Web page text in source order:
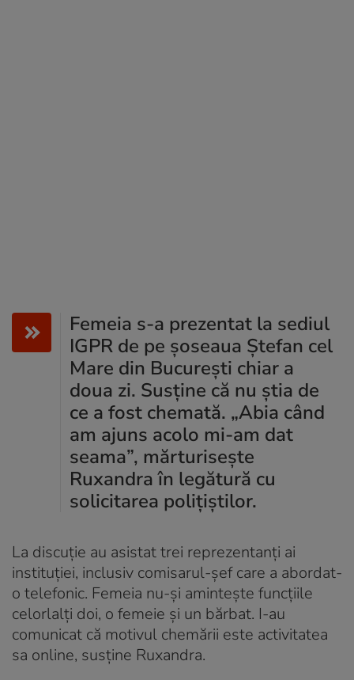
Femeia s-a prezentat la sediul
IGPR de pe șoseaua Ștefan cel
Mare din București chiar a
doua zi. Susţine că nu ştia de
ce a fost chemată. „Abia când
am ajuns acolo mi-am dat
seama”, mărturisește
Ruxandra în legătură cu
solicitarea poliţiştilor.
La discuţie au asistat trei reprezentanți ai
instituției, inclusiv comisarul-șef care a abordat-
o telefonic. Femeia nu-și amintește funcțiile
celorlalți doi, o femeie și un bărbat. I-au
comunicat că motivul chemării este activitatea
sa online, susţine Ruxandra.